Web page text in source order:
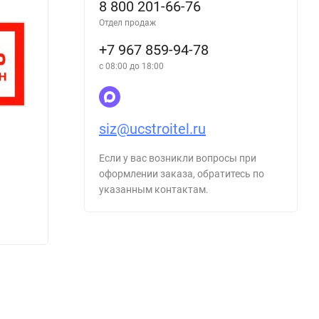
Знак VS12-09 Ремонт оборудования
8 800 201-66-76
Отдел продаж
+7 967 859-94-78
с 08:00 до 18:00
siz@ucstroitel.ru
Если у вас возникли вопросы при
оформлении заказа, обратитесь по
указанным контактам.